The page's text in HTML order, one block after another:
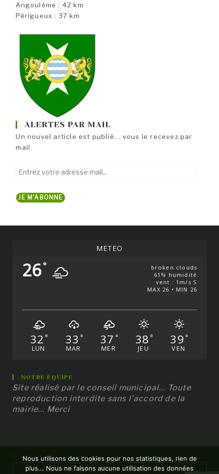
Angoulême : 42 km
Périgueux : 37 km
ALERTES PAR MAIL
Un nouvel article est publié... vous le recevez par
mail.
mail...
JE M'ABONNE
MÉTÉO
26°
broken clouds
61% humidité
vent : 1m/s S
MAX 26 • MIN 26
32 °
LUN
33 °
MAR
37 °
MER
38 °
JEU
39 °
VEN
NOTRE ÉQUIPE
Site réalisé par le conseil municipal… Toute
reproduction interdite sans l’accord de la
mairie… Merci
ARCHIVES
Archives
Sélectionner un mois
Nous utilisons des cookies pour nos statistiques, rien de
plus... Nous ne faisons aucune utilisation des données